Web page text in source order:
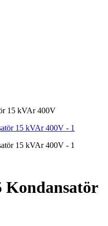
15 kVAr 400V
Kondansatör